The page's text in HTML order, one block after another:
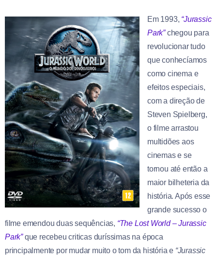
Em 1993, “Jurassic
Park”chegou para
revolucionar tudo
que conhecíamos
como cinema e
efeitos especiais,
com a direção de
Steven Spielberg,
o filme arrastou
multidões aos
cinemas e se
tornou até então a
maior bilheteria da
história. Após esse
grande sucesso o
filme emendou duas sequências, “The Lost World – Jurassic
Park”que recebeu criticas duríssimas na época
principalmente por mudar muito o tom da história e “Jurassic